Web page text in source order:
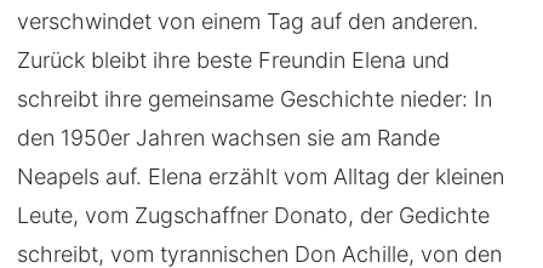
verschwindet von einem Tag auf den anderen.
Zurück bleibt ihre beste Freundin Elena und
schreibt ihre gemeinsame Geschichte nieder: In
den 1950er Jahren wachsen sie am Rande
Neapels auf. Elena erzählt vom Alltag der kleinen
Leute, vom Zugschaffner Donato, der Gedichte
schreibt, vom tyrannischen Don Achille, von den